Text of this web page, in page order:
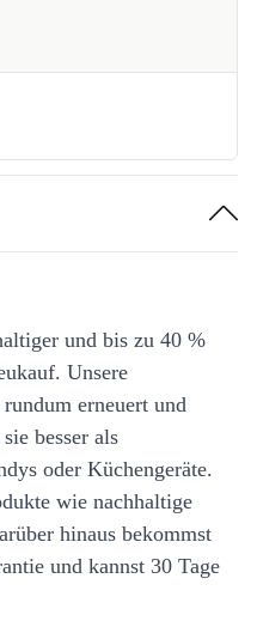
und bis zu 40 %
Unsere
erneuert und
besser als
oder Küchengeräte.
wie nachhaltige
hinaus bekommst
und kannst 30 Tage